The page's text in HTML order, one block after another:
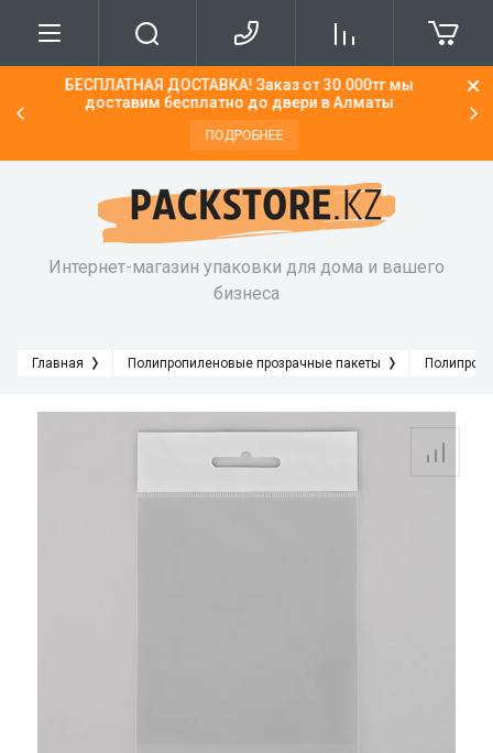
О нас
Доставка
мы
Новое поступление Матовых пакетов
НИЗКИЕ ЦЕНЫ
Интернет-магазин упаковки для дома и вашего
бизнеса
Главная Полипропиленовые прозрачные пакеты